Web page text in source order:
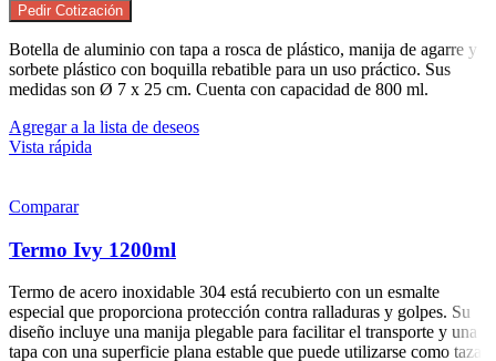
Pedir Cotización
Botella de aluminio con tapa a rosca de plástico, manija de agarre y
sorbete plástico con boquilla rebatible para un uso práctico. Sus
medidas son Ø 7 x 25 cm. Cuenta con capacidad de 800 ml.
Agregar a la lista de deseos
Vista rápida
Comparar
Termo Ivy 1200ml
Termo de acero inoxidable 304 está recubierto con un esmalte
especial que proporciona protección contra ralladuras y golpes. Su
diseño incluye una manija plegable para facilitar el transporte y una
tapa con una superficie plana estable que puede utilizarse como taza